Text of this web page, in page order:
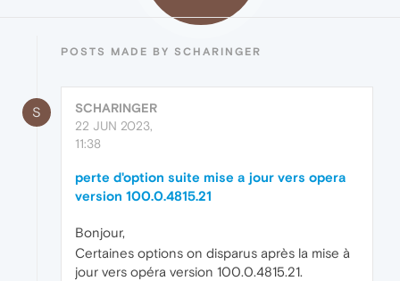
POSTS MADE BY SCHARINGER
S
SCHARINGER
22 JUN 2023,
11:38
perte d'option suite mise a jour vers opera
version 100.0.4815.21
Bonjour,
Certaines options on disparus après la mise à
jour vers opéra version 100.0.4815.21.